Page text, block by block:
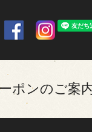
ポンのご案